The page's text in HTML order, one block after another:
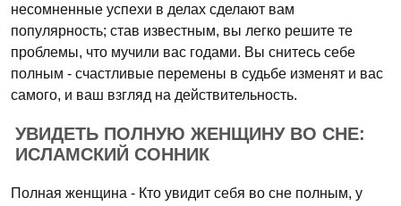
несомненные успехи в делах сделают вам
популярность; став известным, вы легко решите те
проблемы, что мучили вас годами. Вы снитесь себе
полным - счастливые перемены в судьбе изменят и вас
самого, и ваш взгляд на действительность.
УВИДЕТЬ ПОЛНУЮ ЖЕНЩИНУ ВО СНЕ:
ИСЛАМСКИЙ СОННИК
Полная женщина - Кто увидит себя во сне полным, у